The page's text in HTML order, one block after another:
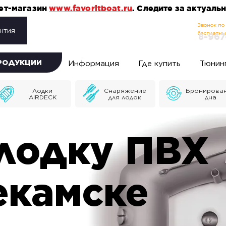
магазинwww.favoritboat.ru. Следите за
Звонок по
8-
Информация Где купить
Лодки
AIRDECK
Снаряжение
для лодок
дна
ПВХ